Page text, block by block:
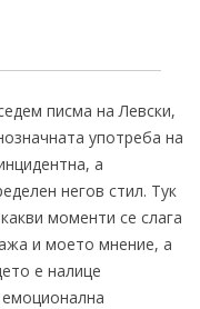
писма на Левски,
употреба на
а
негов стил. Тук
моменти се слага
и моето мнение, а
е налице